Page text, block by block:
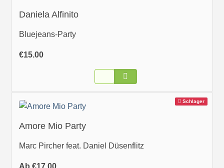
Daniela Alfinito
Bluejeans-Party
€15.00
Schlager
Amore Mio Party
Marc Pircher feat. Daniel Düsenflitz